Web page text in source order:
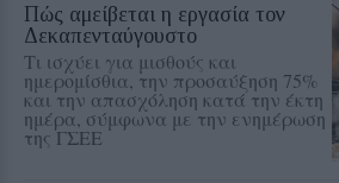
Πώς αμείβεται η εργασία τον
Δεκαπενταύγουστο
Τι ισχύει για μισθούς και
ημερομίσθια, την προσαύξηση 75%
και την απασχόληση κατά την έκτη
ημέρα, σύμφωνα με την ενημέρωση
της ΓΣΕΕ